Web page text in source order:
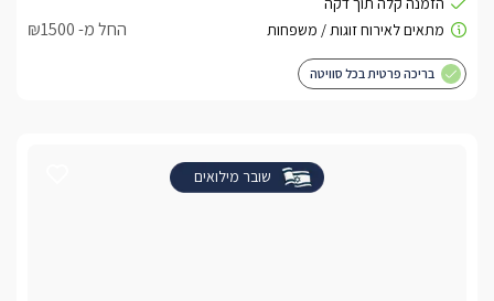
החל מ- ₪1500
בריכה פרטית בכל סוויטה
שובר מילואים